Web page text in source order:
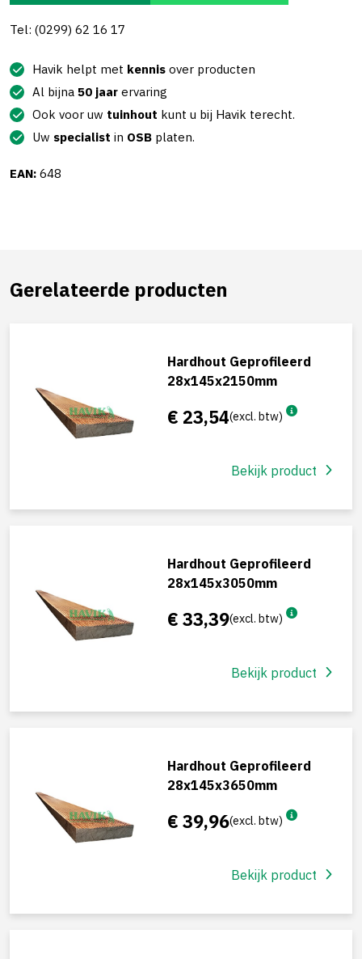
Tel: (0299) 62 16 17
Havik helpt met kennis over producten
Al bijna 50 jaar ervaring
Ook voor uw tuinhout kunt u bij Havik terecht.
Uw specialist in OSB platen.
EAN: 648
Gerelateerde producten
Hardhout Geprofileerd
28x145x2150mm
€ 23,54(excl. btw)
Bekijk product
Hardhout Geprofileerd
28x145x3050mm
€ 33,39(excl. btw)
Bekijk product
Hardhout Geprofileerd
28x145x3650mm
€ 39,96(excl. btw)
Bekijk product